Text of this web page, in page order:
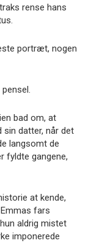
rense hans
portræt, nogen
bad om, at
datter, når det
langsomt de
fyldte gangene,
at kende,
fars
aldrig mistet
imponerede